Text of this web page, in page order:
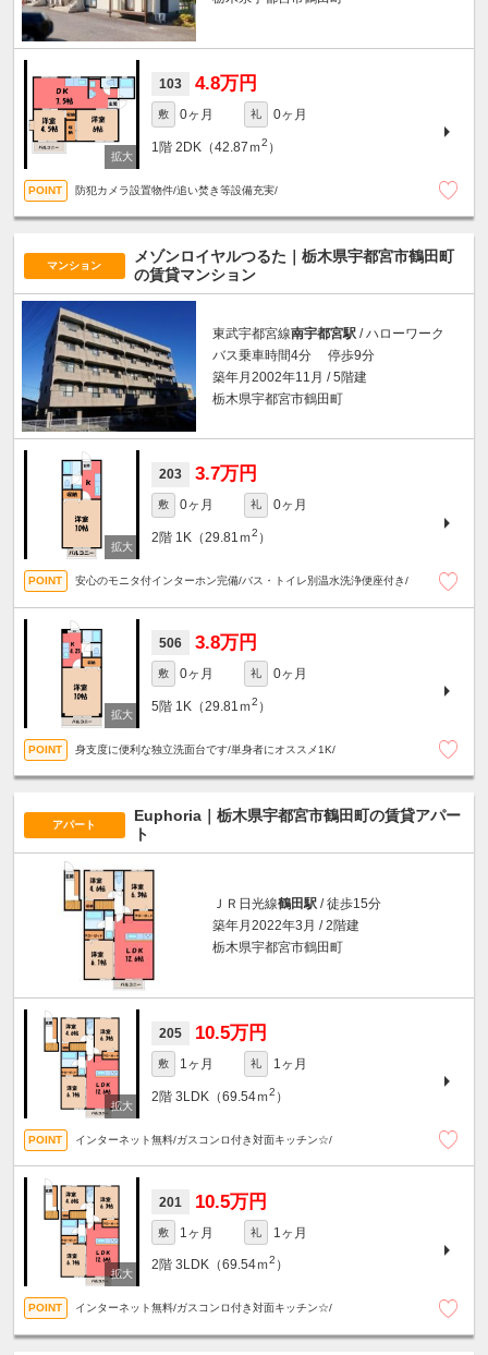
103 4.8万円
敷 0ヶ月 礼 0ヶ月
1階 2DK（42.87ｍ2 ）
防犯カメラ設置物件/追い焚き等設備充実/
マンション
メゾンロイヤルつるた｜栃木県宇都宮市鶴田町
の賃貸マンション
東武宇都宮線南宇都宮駅 / ハローワーク
バス乗車時間4分 停歩9分
築年月2002年11月 / 5階建
栃木県宇都宮市鶴田町
203 3.7万円
敷 0ヶ月 礼 0ヶ月
2階 1K（29.81ｍ2 ）
安心のモニタ付インターホン完備/バス・トイレ別温水洗浄便座付き/
506 3.8万円
敷 0ヶ月 礼 0ヶ月
5階 1K（29.81ｍ2 ）
身支度に便利な独立洗面台です/単身者にオススメ1K/
アパート
Euphoria｜栃木県宇都宮市鶴田町の賃貸アパー
ト
ＪＲ日光線鶴田駅 / 徒歩15分
築年月2022年3月 / 2階建
栃木県宇都宮市鶴田町
205 10.5万円
敷 1ヶ月 礼 1ヶ月
2階 3LDK（69.54ｍ2 ）
インターネット無料/ガスコンロ付き対面キッチン☆/
201 10.5万円
敷 1ヶ月 礼 1ヶ月
2階 3LDK（69.54ｍ2 ）
インターネット無料/ガスコンロ付き対面キッチン☆/